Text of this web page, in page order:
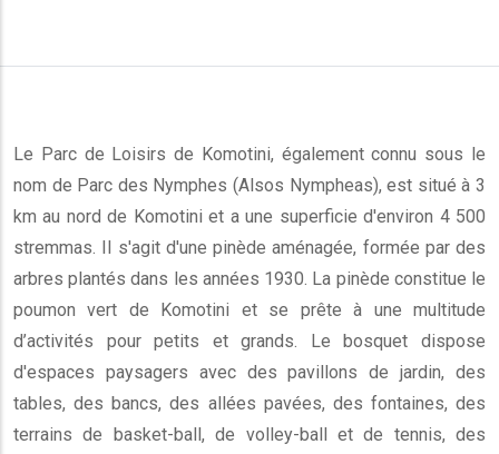
Le Parc de Loisirs de Komotini, également connu sous le
nom de Parc des Nymphes (Alsos Nympheas), est situé à 3
km au nord de Komotini et a une superficie d'environ 4 500
stremmas. Il s'agit d'une pinède aménagée, formée par des
arbres plantés dans les années 1930. La pinède constitue le
poumon vert de Komotini et se prête à une multitude
d’activités pour petits et grands. Le bosquet dispose
d'espaces paysagers avec des pavillons de jardin, des
tables, des bancs, des allées pavées, des fontaines, des
terrains de basket-ball, de volley-ball et de tennis, des